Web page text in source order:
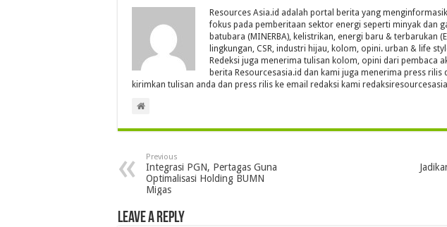
Resources Asia.id adalah portal berita yang
fokus pada pemberitaan sektor energi seperti minyak dan
batubara (MINERBA), kelistrikan, energi baru & terbarukan
lingkungan, CSR, industri hijau, kolom, opini. urban & life
Redeksi juga menerima tulisan kolom, opini dari pembaca
berita Resourcesasia.id dan kami juga menerima press rilis
kirimkan tulisan anda dan press rilis ke email redaksi kami
Previous
Integrasi PGN, Pertagas Guna
Optimalisasi Holding BUMN
Migas
Leave a Reply